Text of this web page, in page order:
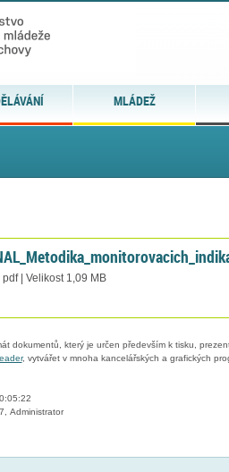
MLÁDEŽ
| Velikost 1,09 MB
dokumentů, který je určen především k tisku,
, vytvářet v mnoha kancelářských a grafických
Administrator